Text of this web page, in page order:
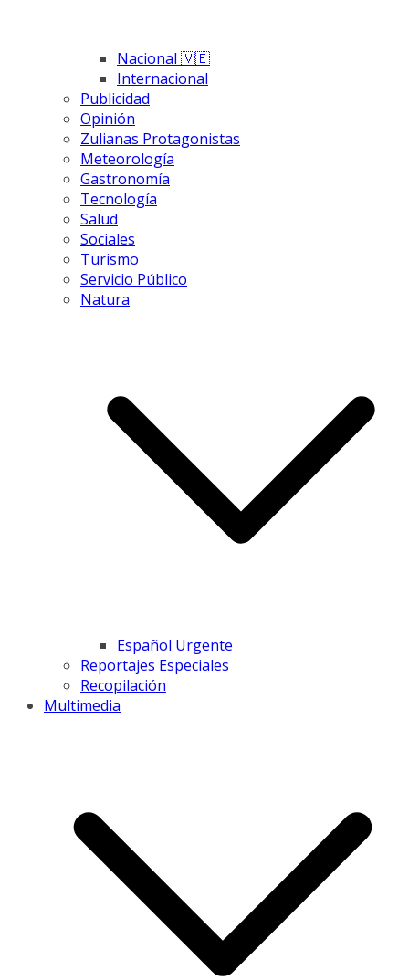
Nacional 🇻🇪
Internacional
Publicidad
Opinión
Zulianas Protagonistas
Meteorología
Gastronomía
Tecnología
Salud
Sociales
Turismo
Servicio Público
Natura
Español Urgente
Reportajes Especiales
Recopilación
Multimedia